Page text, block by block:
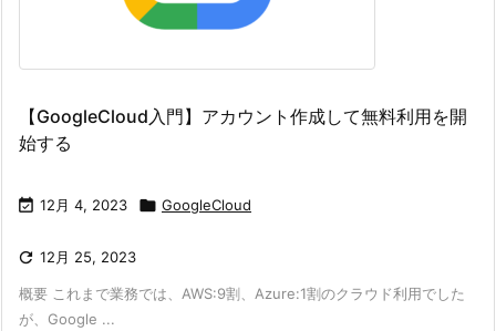
【GoogleCloud入門】アカウント作成して無料利用を開
始する
 12月 4, 2023  GoogleCloud
 12月 25, 2023
概要 これまで業務では、AWS:9割、Azure:1割のクラウド利用でした
が、Google ...